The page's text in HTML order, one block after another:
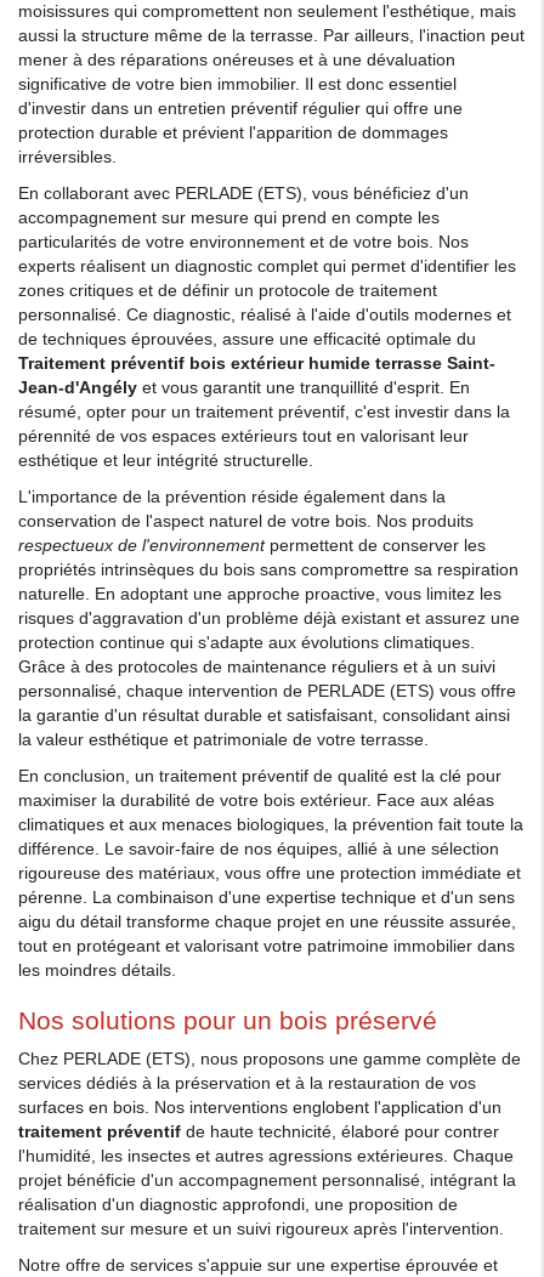
moisissures qui compromettent non seulement l'esthétique, mais
aussi la structure même de la terrasse. Par ailleurs, l'inaction peut
mener à des réparations onéreuses et à une dévaluation
significative de votre bien immobilier. Il est donc essentiel
d'investir dans un entretien préventif régulier qui offre une
protection durable et prévient l'apparition de dommages
irréversibles.
En collaborant avec PERLADE (ETS), vous bénéficiez d'un
accompagnement sur mesure qui prend en compte les
particularités de votre environnement et de votre bois. Nos
experts réalisent un diagnostic complet qui permet d'identifier les
zones critiques et de définir un protocole de traitement
personnalisé. Ce diagnostic, réalisé à l'aide d'outils modernes et
de techniques éprouvées, assure une efficacité optimale du
Traitement préventif bois extérieur humide terrasse Saint-
Jean-d'Angély et vous garantit une tranquillité d'esprit. En
résumé, opter pour un traitement préventif, c'est investir dans la
pérennité de vos espaces extérieurs tout en valorisant leur
esthétique et leur intégrité structurelle.
L'importance de la prévention réside également dans la
conservation de l'aspect naturel de votre bois. Nos produits
respectueux de l'environnementpermettent de conserver les
propriétés intrinsèques du bois sans compromettre sa respiration
naturelle. En adoptant une approche proactive, vous limitez les
risques d'aggravation d'un problème déjà existant et assurez une
protection continue qui s'adapte aux évolutions climatiques.
Grâce à des protocoles de maintenance réguliers et à un suivi
personnalisé, chaque intervention de PERLADE (ETS) vous offre
la garantie d'un résultat durable et satisfaisant, consolidant ainsi
la valeur esthétique et patrimoniale de votre terrasse.
En conclusion, un traitement préventif de qualité est la clé pour
maximiser la durabilité de votre bois extérieur. Face aux aléas
climatiques et aux menaces biologiques, la prévention fait toute la
différence. Le savoir-faire de nos équipes, allié à une sélection
rigoureuse des matériaux, vous offre une protection immédiate et
pérenne. La combinaison d'une expertise technique et d'un sens
aigu du détail transforme chaque projet en une réussite assurée,
tout en protégeant et valorisant votre patrimoine immobilier dans
les moindres détails.
Nos solutions pour un bois préservé
Chez PERLADE (ETS), nous proposons une gamme complète de
services dédiés à la préservation et à la restauration de vos
surfaces en bois. Nos interventions englobent l'application d'un
traitement préventif de haute technicité, élaboré pour contrer
l'humidité, les insectes et autres agressions extérieures. Chaque
projet bénéficie d'un accompagnement personnalisé, intégrant la
réalisation d'un diagnostic approfondi, une proposition de
traitement sur mesure et un suivi rigoureux après l'intervention.
Notre offre de services s'appuie sur une expertise éprouvée et